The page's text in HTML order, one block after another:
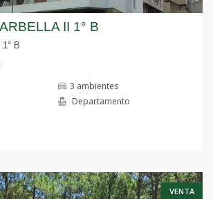
II 1° B
B
3 ambientes
Departamento
VENTA